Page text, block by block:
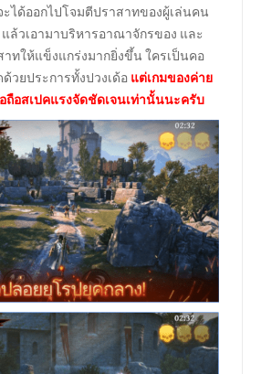
ได้ออกไปโจมตีปราสาทของผู้เล่นคน
ล้วเอามาบริหารอาณาจักรของ และ
ทให้แข็งแกร่งมากยิ่งขึ้น ใครเป็นคอ
วยประการทั้งปวงเด้อแต่เกมของค่าย
ถือสเปคแรงจัดชัดเจนเท่านั้นนะครับ